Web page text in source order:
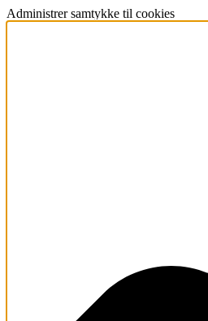
Administrer samtykke til cookies